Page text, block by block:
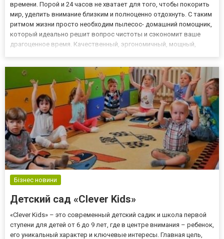
времени. Порой и 24 часов не хватает для того, чтобы покорить
мир, уделить внимание близким и полноценно отдохнуть. С таким
ритмом жизни просто необходим пылесос- домашний помощник,
который идеально решит вопрос чистоты и сэкономит ваше
драгоценное время. Качественный, эргономичный, мощный,
Бізнес новини
Детский сад «Clever Kids»
«Clever Kids» – это современный детский садик и школа первой
ступени для детей от 6 до 9 лет, где в центре внимания – ребенок,
его уникальный характер и ключевые интересы. Главная цель,